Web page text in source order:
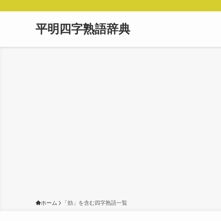
平明四字熟語辞典
ホーム 「効」を含む四字熟語一覧